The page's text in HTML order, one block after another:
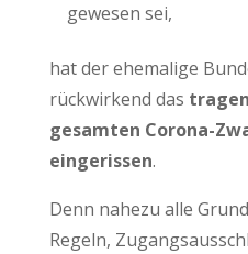
gewesen sei,
hat der ehemalige
rückwirkend das
gesamten Corona-
eingerissen.
Denn nahezu alle
Regeln,